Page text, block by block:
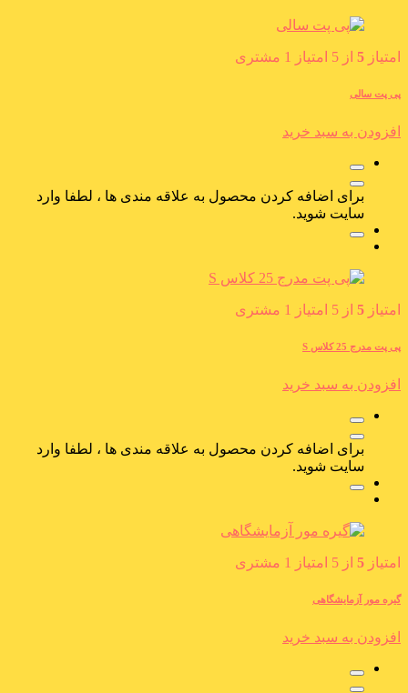
امتیاز 5 از 5 امتیاز 1 مشتری
پی پت سالی
افزودن به سبد خرید
برای اضافه کردن محصول به علاقه مندی ها ، لطفا وارد
سایت شوید.
امتیاز 5 از 5 امتیاز 1 مشتری
پی پت مدرج 25 کلاس S
افزودن به سبد خرید
برای اضافه کردن محصول به علاقه مندی ها ، لطفا وارد
سایت شوید.
امتیاز 5 از 5 امتیاز 1 مشتری
گیره مور آزمایشگاهی
افزودن به سبد خرید